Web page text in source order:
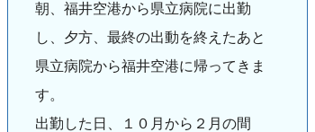
朝、福井空港から県立病院に出勤
し、夕方、最終の出動を終えたあと
県立病院から福井空港に帰ってきま
す。
出勤した日、１０月から２月の間